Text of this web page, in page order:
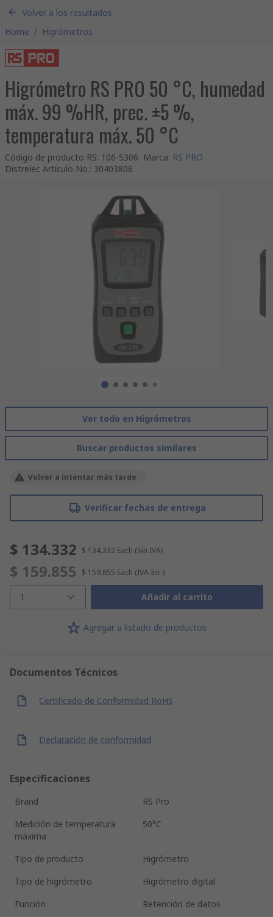
Volver a los resultados
Home / Higrómetros
Higrómetro RS PRO 50 °C, humedad
máx. 99 %HR, prec. ±5 %,
temperatura máx. 50 °C
Código de producto RS: 106-5306 Marca: RS PRO
Distrelec Artículo No.: 30403806
Ver todo en Higrómetros
Buscar productos similares
Volver a intentar más tarde
Verificar fechas de entrega
$ 134.332 $ 134.332 Each (Sin IVA)
$ 159.855 $ 159.855 Each (IVA Inc.)
1 Añadir al carrito
Agregar a listado de productos
Documentos Técnicos
Certificado de Conformidad RoHS
Declaración de conformidad
Especificaciones
Brand
RS Pro
Medición de temperatura
máxima
50°C
Tipo de producto
Higrómetro
Tipo de higrómetro
Higrómetro digital
Función
Retención de datos